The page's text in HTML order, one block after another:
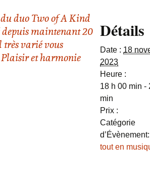
duo Two of A Kind
maintenant 20
très varié vous
Plaisir et harmonie
Détails
Date : 18
2023
Heure :
18 h 00 min -
min
Prix :
Catégorie
d’Évènement:
tout en